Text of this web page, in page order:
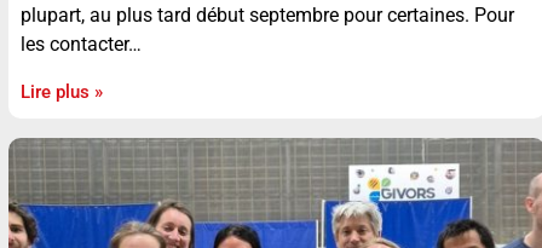
plupart, au plus tard début septembre pour certaines. Pour
les contacter…
Lire plus »